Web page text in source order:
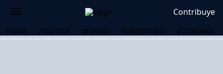
Contribuye
HOME POLÍTICA MUNDO PERIODISMO ECONOMÍA